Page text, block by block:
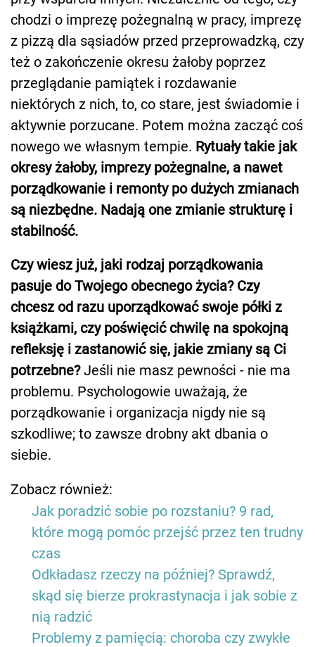
chodzi o imprezę pożegnalną w pracy, imprezę
z pizzą dla sąsiadów przed przeprowadzką, czy
też o zakończenie okresu żałoby poprzez
przeglądanie pamiątek i rozdawanie
niektórych z nich, to, co stare, jest świadomie i
aktywnie porzucane. Potem można zacząć coś
nowego we własnym tempie. Rytuały takie jak
okresy żałoby, imprezy pożegnalne, a nawet
porządkowanie i remonty po dużych zmianach
są niezbędne. Nadają one zmianie strukturę i
stabilność.
Czy wiesz już, jaki rodzaj porządkowania
pasuje do Twojego obecnego życia? Czy
chcesz od razu uporządkować swoje półki z
książkami, czy poświęcić chwilę na spokojną
refleksję i zastanowić się, jakie zmiany są Ci
potrzebne?Jeśli nie masz pewności - nie ma
problemu. Psychologowie uważają, że
porządkowanie i organizacja nigdy nie są
szkodliwe; to zawsze drobny akt dbania o
siebie.
Zobacz również:
Jak poradzić sobie po rozstaniu? 9 rad,
które mogą pomóc przejść przez ten trudny
czas
Odkładasz rzeczy na później? Sprawdź,
skąd się bierze prokrastynacja i jak sobie z
nią radzić
Problemy z pamięcią: choroba czy zwykłe